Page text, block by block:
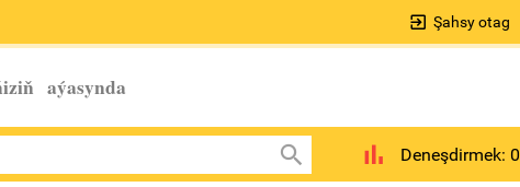
Şahsy otag
aýasynda
Deneşdirmek: 0